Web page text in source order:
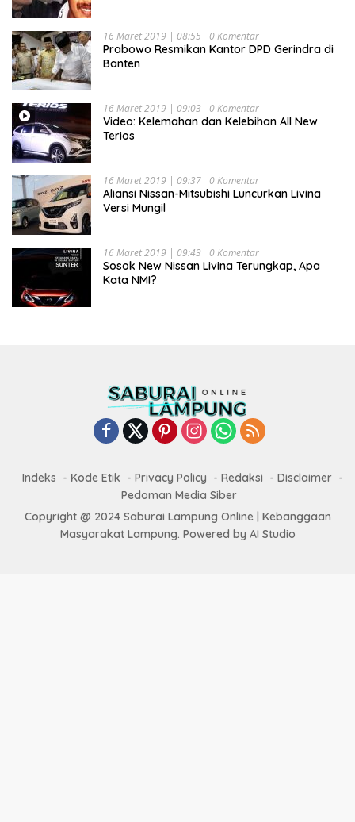
16 Maret 2019 | 08:55 0 Komentar
Prabowo Resmikan Kantor DPD Gerindra di
Banten
16 Maret 2019 | 09:03 0 Komentar
Video: Kelemahan dan Kelebihan All New
Terios
16 Maret 2019 | 09:37 0 Komentar
Aliansi Nissan-Mitsubishi Luncurkan Livina
Versi Mungil
16 Maret 2019 | 09:43 0 Komentar
Sosok New Nissan Livina Terungkap, Apa
Kata NMI?
Indeks Kode Etik Privacy Policy Redaksi
Disclaimer
Pedoman Media Siber
Copyright @ 2024 Saburai Lampung Online | Kebanggaan
Masyarakat Lampung. Powered by AI Studio